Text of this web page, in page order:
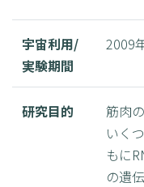
宇宙利用/
実験期間
2009
研究目的
筋肉
いく
もに
の遺